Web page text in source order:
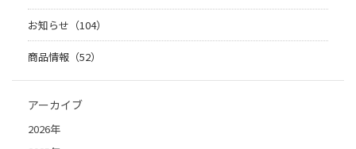
お知らせ（104）
商品情報（52）
アーカイブ
2026年